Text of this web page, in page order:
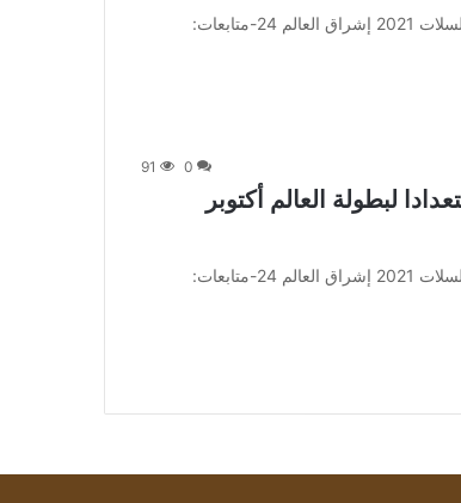
من صحيفة اشراق العالم 24:[ad_1] إعلان: شاهد أجمل الأفلام والمسلسلات 2021 إشراق العالم 24-متابعات:
0
91
لبطولة العالم أكتوبر
من صحيفة اشراق العالم 24:[ad_1] إعلان: شاهد أجمل الأفلام والمسلسلات 2021 إشراق العالم 24-متابعات: